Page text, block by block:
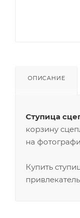
ОПИСАНИЕ
Ступица
корзину
на
Купить